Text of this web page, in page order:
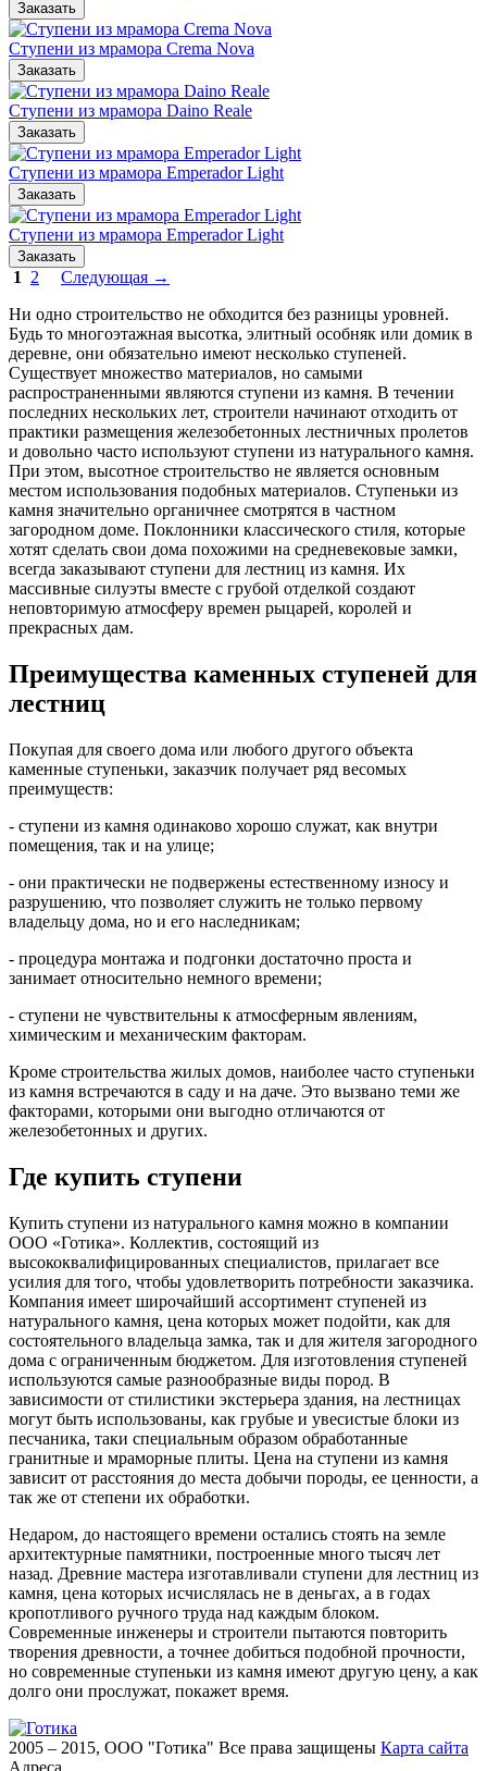
Ступени из мрамора Crema Nova
Ступени из мрамора Daino Reale
Ступени из мрамора Emperador Light
Ступени из мрамора Emperador Light
1 2
Следующая →
Ни одно строительство не обходится без разницы уровней.
Будь то многоэтажная высотка, элитный особняк или домик в
деревне, они обязательно имеют несколько ступеней.
Существует множество материалов, но самыми
распространенными являются ступени из камня. В течении
последних нескольких лет, строители начинают отходить от
практики размещения железобетонных лестничных пролетов
и довольно часто используют ступени из натурального камня.
При этом, высотное строительство не является основным
местом использования подобных материалов. Ступеньки из
камня значительно органичнее смотрятся в частном
загородном доме. Поклонники классического стиля, которые
хотят сделать свои дома похожими на средневековые замки,
всегда заказывают ступени для лестниц из камня. Их
массивные силуэты вместе с грубой отделкой создают
неповторимую атмосферу времен рыцарей, королей и
прекрасных дам.
Преимущества каменных ступеней для
лестниц
Покупая для своего дома или любого другого объекта
каменные ступеньки, заказчик получает ряд весомых
преимуществ:
- ступени из камня одинаково хорошо служат, как внутри
помещения, так и на улице;
- они практически не подвержены естественному износу и
разрушению, что позволяет служить не только первому
владельцу дома, но и его наследникам;
- процедура монтажа и подгонки достаточно проста и
занимает относительно немного времени;
- ступени не чувствительны к атмосферным явлениям,
химическим и механическим факторам.
Кроме строительства жилых домов, наиболее часто ступеньки
из камня встречаются в саду и на даче. Это вызвано теми же
факторами, которыми они выгодно отличаются от
железобетонных и других.
Где купить ступени
Купить ступени из натурального камня можно в компании
ООО «Готика». Коллектив, состоящий из
высококвалифицированных специалистов, прилагает все
усилия для того, чтобы удовлетворить потребности заказчика.
Компания имеет широчайший ассортимент ступеней из
натурального камня, цена которых может подойти, как для
состоятельного владельца замка, так и для жителя загородного
дома с ограниченным бюджетом. Для изготовления ступеней
используются самые разнообразные виды пород. В
зависимости от стилистики экстерьера здания, на лестницах
могут быть использованы, как грубые и увесистые блоки из
песчаника, таки специальным образом обработанные
гранитные и мраморные плиты. Цена на ступени из камня
зависит от расстояния до места добычи породы, ее ценности, а
так же от степени их обработки.
Недаром, до настоящего времени остались стоять на земле
архитектурные памятники, построенные много тысяч лет
назад. Древние мастера изготавливали ступени для лестниц из
камня, цена которых исчислялась не в деньгах, а в годах
кропотливого ручного труда над каждым блоком.
Современные инженеры и строители пытаются повторить
творения древности, а точнее добиться подобной прочности,
но современные ступеньки из камня имеют другую цену, а как
долго они прослужат, покажет время.
2005 – 2015, ООО "Готика" Все права защищены Карта сайта
Адреса